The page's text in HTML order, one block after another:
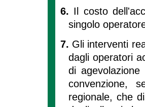
6. Il costo
singolo
7. Gli interventi
dagli operatori
di
convenzione,
regionale, che